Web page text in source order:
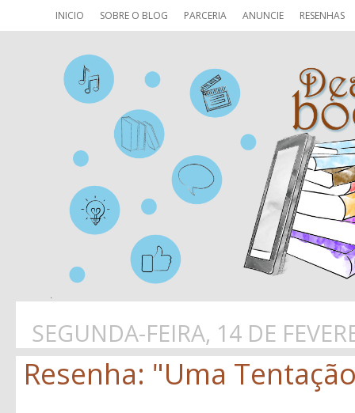
INICIO SOBRE O BLOG PARCERIA ANUNCIE RESENHAS
SEGUNDA-FEIRA, 14 DE
Resenha: "Uma